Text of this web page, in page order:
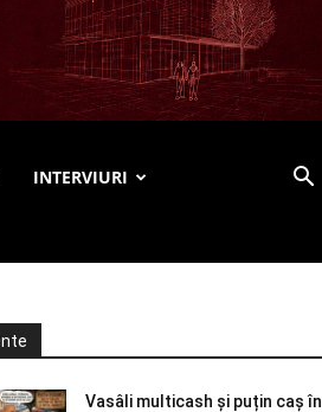
INTERVIURI
Vasâli multicash și puțin caș în